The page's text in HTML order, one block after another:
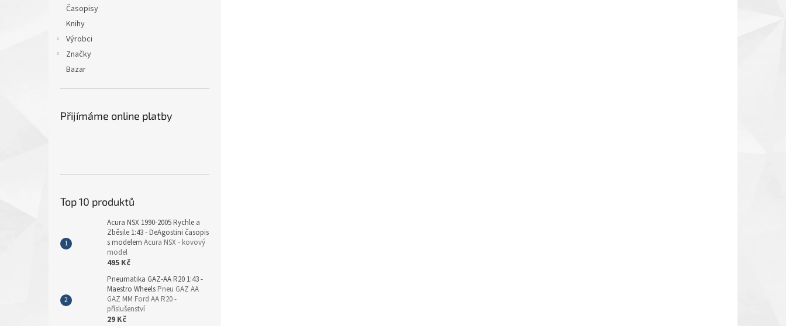
Časopisy
Knihy
Výrobci
Značky
Bazar
Přijímáme online platby
Top 10 produktů
Acura NSX 1990-2005 Rychle a
Zběsile 1:43 - DeAgostini časopis
s modelem Acura NSX - kovový
model
495 Kč
Pneumatika GAZ-AA R20 1:43 -
Maestro Wheels Pneu GAZ AA
GAZ MM Ford AA R20 -
příslušenství
29 Kč